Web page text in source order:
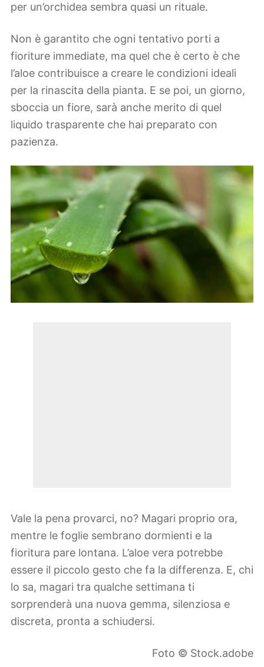
per un’orchidea sembra quasi un rituale.
Non è garantito che ogni tentativo porti a
fioriture immediate, ma quel che è certo è che
l’aloe contribuisce a creare le condizioni ideali
per la rinascita della pianta. E se poi, un giorno,
sboccia un fiore, sarà anche merito di quel
liquido trasparente che hai preparato con
pazienza.
Vale la pena provarci, no? Magari proprio ora,
mentre le foglie sembrano dormienti e la
fioritura pare lontana. L’aloe vera potrebbe
essere il piccolo gesto che fa la differenza. E, chi
lo sa, magari tra qualche settimana ti
sorprenderà una nuova gemma, silenziosa e
discreta, pronta a schiudersi.
Foto © Stock.adobe